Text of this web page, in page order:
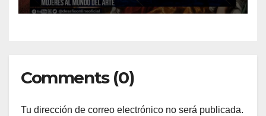
Comments (0)
Tu dirección de correo electrónico no será publicada.